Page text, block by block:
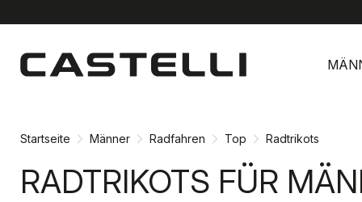
Inhalt
springen
Navigation
springen
Startseite Männer Radfahren Top Radtrikots
RADTRIKOTS FÜR